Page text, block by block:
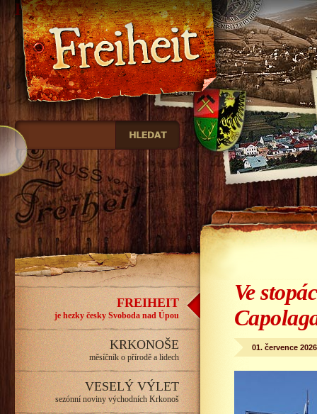
Freiheit
FREIHEIT
je hezky česky Svoboda nad Úpou
KRKONOŠE
měsíčník o přírodě a lidech
VESELÝ VÝLET
sezónní noviny východních Krkonoš
Ve
01. července 2026